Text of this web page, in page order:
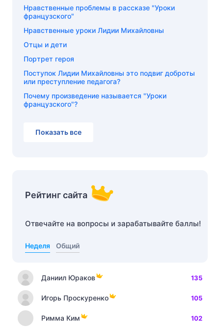
Нравственные проблемы в рассказе "Уроки
французского"
Нравственные уроки Лидии Михайловны
Отцы и дети
Портрет героя
Поступок Лидии Михайловны это подвиг доброты
или преступление педагога?
Почему произведение называется "Уроки
французского"?
Показать все
Рейтинг сайта
Отвечайте на вопросы и зарабатывайте баллы!
Неделя Общий
Даниил Юраков 135
Игорь Проскуренко 105
Римма Ким 102